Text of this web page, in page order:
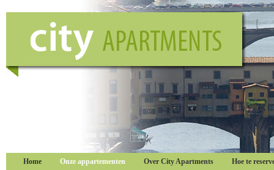
Home Onze appartementen Over City Apartments Hoe te